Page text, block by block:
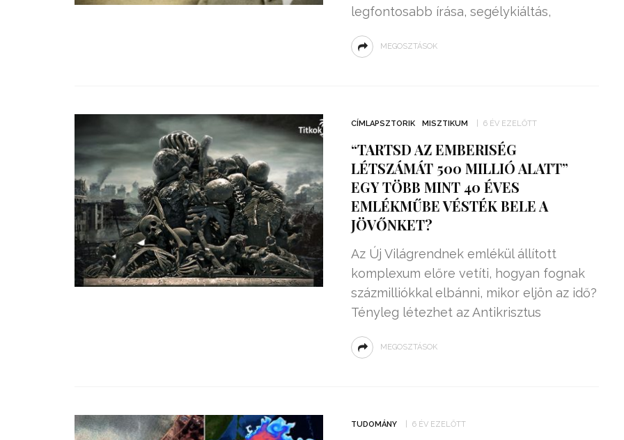
legfontosabb írása, segélykiáltás,
MEGOSZTÁSOK
CÍMLAPSZTORIK MISZTIKUM 6 ÉV EZELŐTT
“TARTSD AZ EMBERISÉG
LÉTSZÁMÁT 500 MILLIÓ ALATT”
EGY TÖBB MINT 40 ÉVES
EMLÉKMŰBE VÉSTÉK BELE A
JÖVŐNKET?
Az Új Világrendnek emlékül állított
komplexum előre vetíti, hogyan fognak
százmilliókkal elbánni, mikor eljön az idő?
Tényleg létezhet az Antikrisztus
MEGOSZTÁSOK
TUDOMÁNY 6 ÉV EZELŐTT
99,13%-OS HATÉKONYSÁGGAL
NULLÁZZA AZ ÁRAMSZÁMLÁT
EZ A MOTOR!
ENERGIÁT
FEKVŐRENDŐRÖK!